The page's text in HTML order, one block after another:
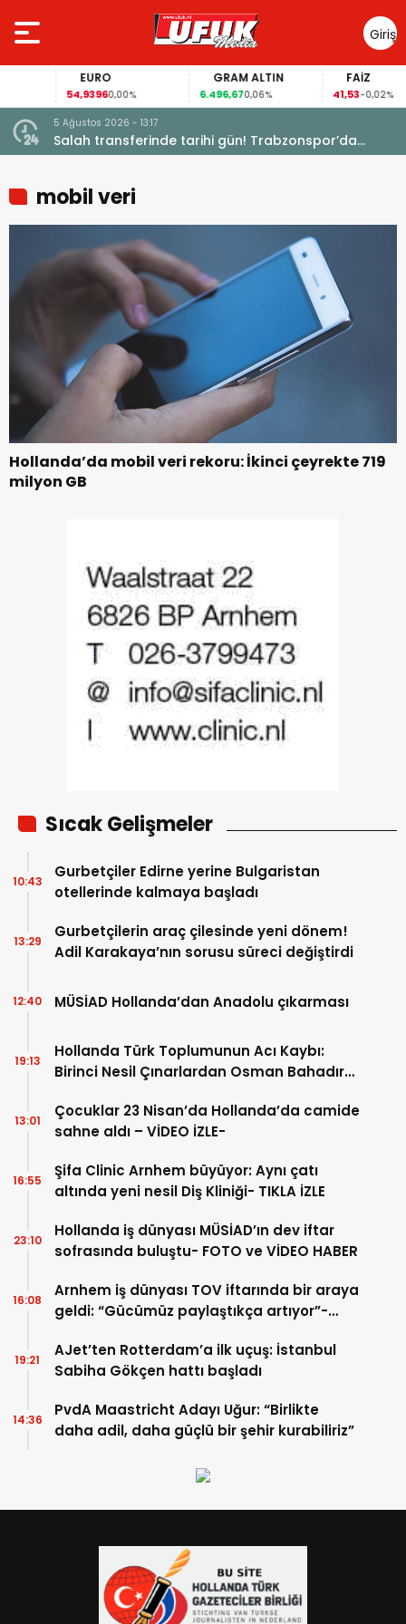
Giriş
Yap
EURO
54,93960,00%
GRAM ALTIN
6.496,670,06%
FAİZ
41,53-0,02%
5 Ağustos 2026 - 13:17
Salah transferinde tarihi gün! Trabzonspor’da
büyük heyecan
mobil veri
Hollanda’da mobil veri rekoru: İkinci çeyrekte 719
milyon GB
Sıcak Gelişmeler
Gurbetçiler Edirne yerine Bulgaristan
otellerinde kalmaya başladı
10:43
Gurbetçilerin araç çilesinde yeni dönem!
Adil Karakaya’nın sorusu süreci değiştirdi
13:29
MÜSİAD Hollanda’dan Anadolu çıkarması
12:40
Hollanda Türk Toplumunun Acı Kaybı:
Birinci Nesil Çınarlardan Osman Bahadır
19:13
Çocuklar 23 Nisan’da Hollanda’da camide
sahne aldı – VİDEO İZLE-
13:01
Şifa Clinic Arnhem büyüyor: Aynı çatı
altında yeni nesil Diş Kliniği- TIKLA İZLE
16:55
Hollanda iş dünyası MÜSİAD’ın dev iftar
sofrasında buluştu- FOTO ve VİDEO HABER
23:10
Arnhem iş dünyası TOV iftarında bir araya
geldi: “Gücümüz paylaştıkça artıyor”-
16:08
AJet’ten Rotterdam’a ilk uçuş: İstanbul
Sabiha Gökçen hattı başladı
19:21
PvdA Maastricht Adayı Uğur: “Birlikte
daha adil, daha güçlü bir şehir kurabiliriz”
14:36